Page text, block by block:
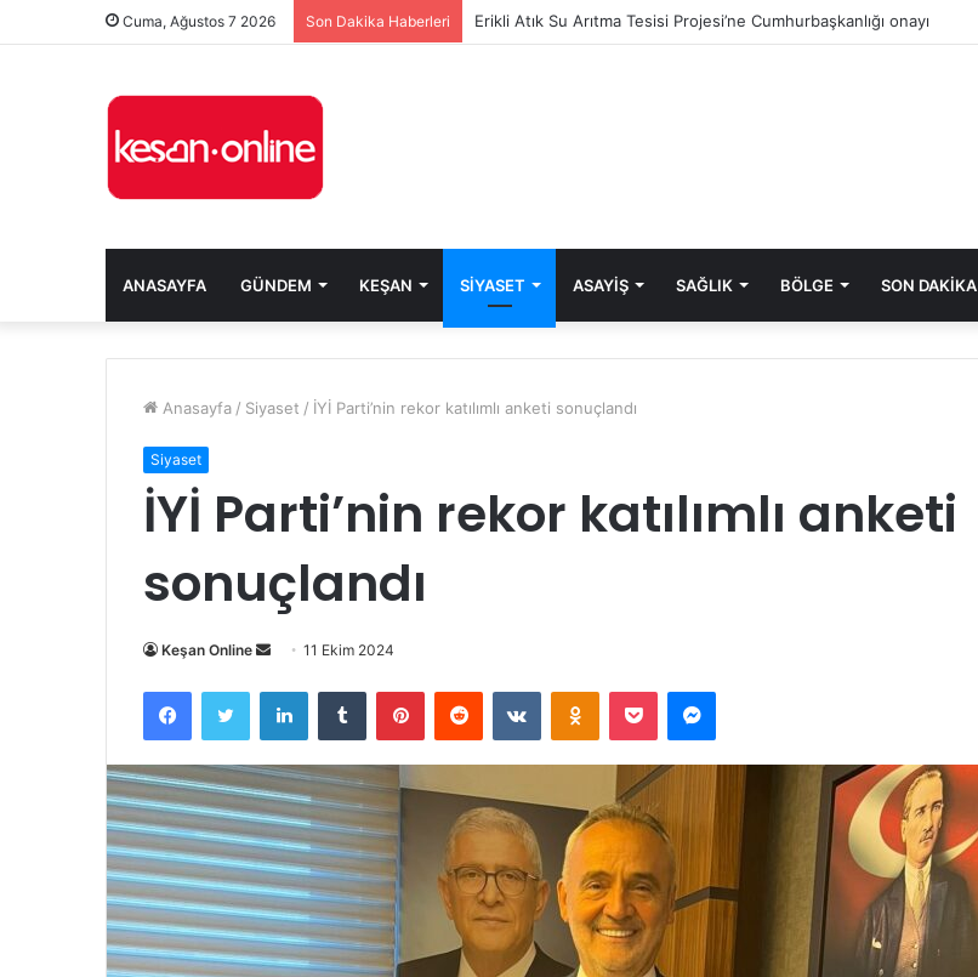
Cuma, Ağustos 7 2026 Son Dakika Haberleri Erikli Atık Su Arıtma Tesisi Projesi’ne Cumhurbaşkanlığı onayı
ANASAYFA GÜNDEM KEŞAN SIYASET ASAYIŞ SAĞLIK BÖLGE SON DAKIKA
Anasayfa / Siyaset / İYİ Parti’nin rekor katılımlı anketi sonuçlandı
Siyaset
İYİ Parti’nin rekor katılımlı anketi
sonuçlandı
Keşan Online
Bir
posta
göndermek
11 Ekim 2024
FacebookTwitter LinkedInTumblr PinterestReddit VKontakteOdnoklassniki
Pocket Messenger